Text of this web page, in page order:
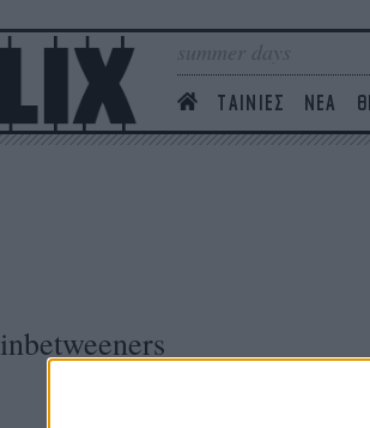
summer days
ΤΑΙΝΙΕΣ ΝΕΑ
inbetweeners